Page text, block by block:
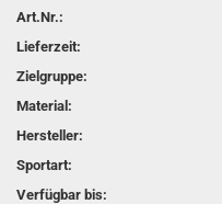
Art.Nr.:
Lieferzeit:
Zielgruppe:
Material:
Hersteller:
Sportart:
Verfügbar bis: